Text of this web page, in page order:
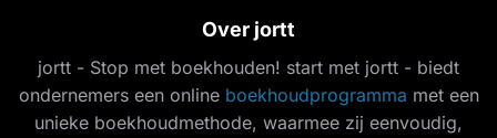
Over jortt
jortt - Stop met boekhouden! start met jortt - biedt
ondernemers een online boekhoudprogramma met een
unieke boekhoudmethode, waarmee zij eenvoudig,